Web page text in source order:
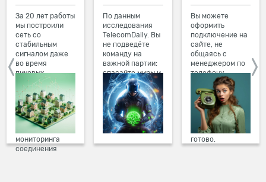
За 20 лет работы
мы построили
сеть со
стабильным
сигналом даже
во время
пиковых
нагрузок в
вечернее время.
Мы постоянно
обновляем наше
оборудование в
домах, а система
мониторинга
соединения
По данным
исследования
TelecomDaily. Вы
не подведёте
команду на
важной партии:
спасайте миры и
побеждайте с
друзьями в
онлайн-играх.
Вы можете
оформить
подключение на
сайте, не
общаясь с
менеджером по
телефону.
Просто в три
клика заполните
форму заявки на
сайте, выберите
дату и время
подключения,
готово.